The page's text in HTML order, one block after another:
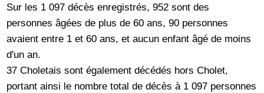
Sur les 1 097 décès enregistrés, 952 sont des
personnes âgées de plus de 60 ans, 90 personnes
avaient entre 1 et 60 ans, et aucun enfant âgé de moins
d'un an.
37 Choletais sont également décédés hors Cholet,
portant ainsi le nombre total de décès à 1 097 personnes